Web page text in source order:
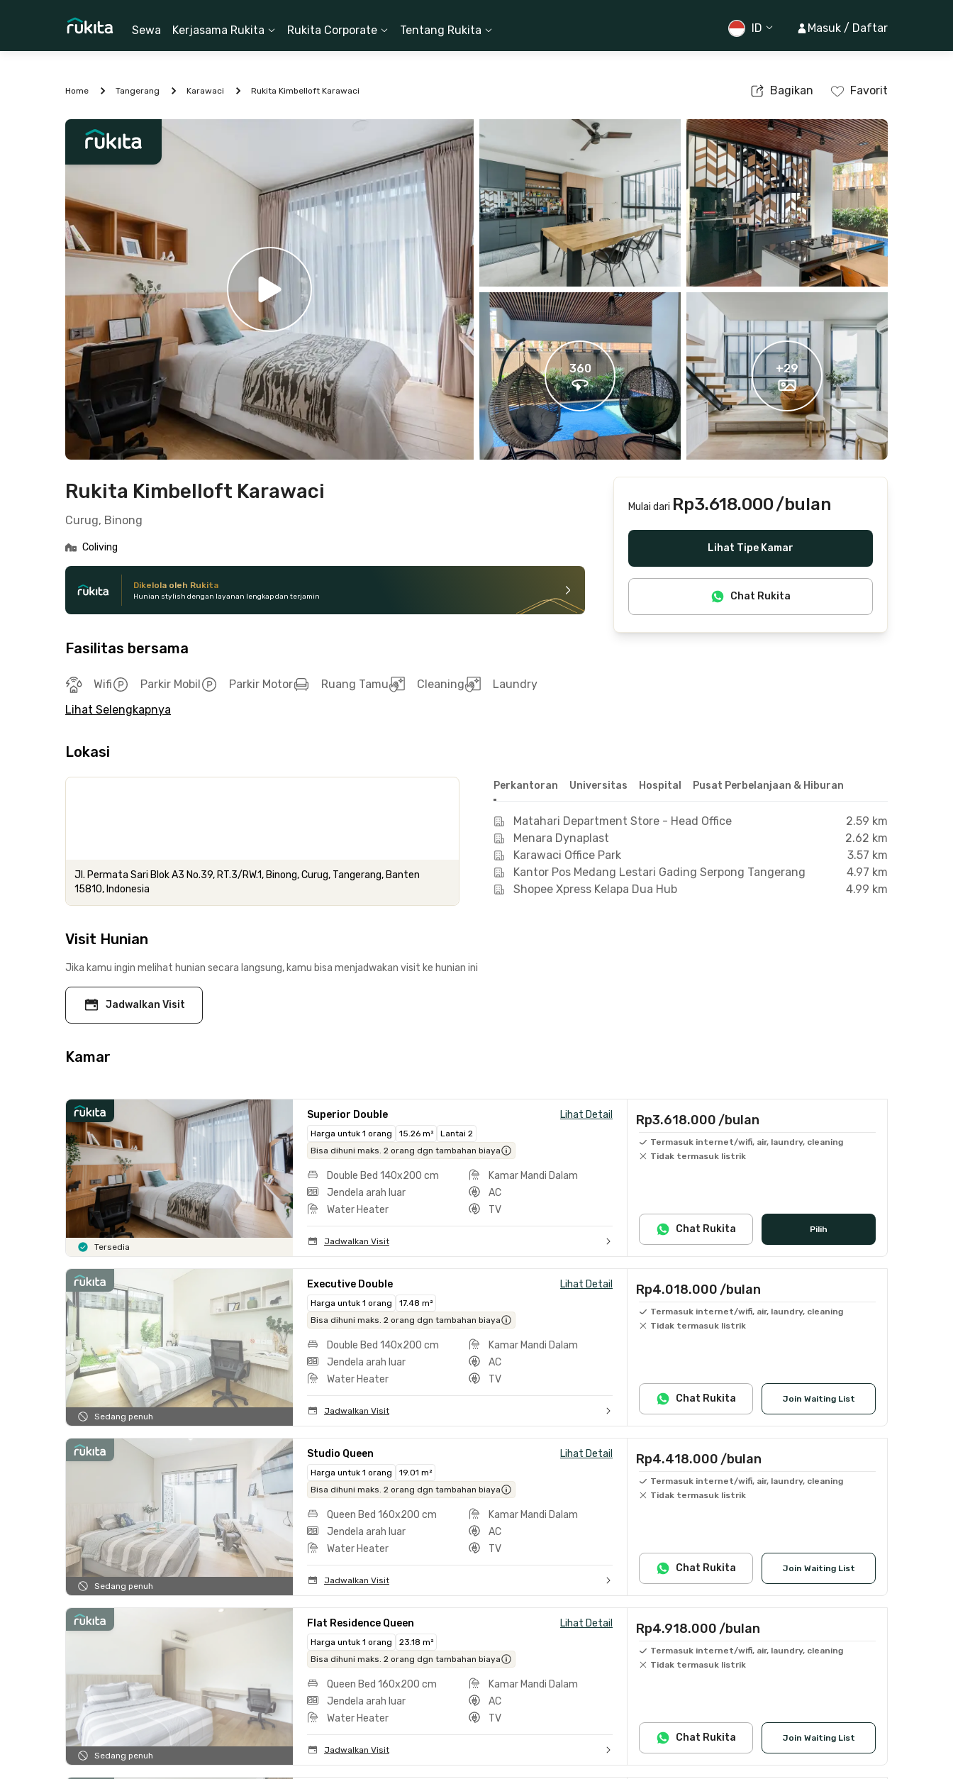
Sewa Kerjasama Rukita Rukita Corporate Tentang Rukita ID Masuk / Daftar
Home Tangerang Karawaci Rukita Kimbelloft Karawaci Bagikan Favorit
360 +29
Rukita Kimbelloft Karawaci
Curug, Binong
Coliving
Dikelola oleh Rukita
Hunian stylish dengan layanan lengkap dan terjamin
Fasilitas bersama
Wifi Parkir Mobil Parkir Motor Ruang Tamu Cleaning
Laundry
Lihat Selengkapnya
Mulai dari Rp3.618.000/bulan
Lihat Tipe Kamar
Chat Rukita
Lokasi
Jl. Permata Sari Blok A3 No.39, RT.3/RW.1, Binong, Curug, Tangerang, Banten
15810, Indonesia
Perkantoran Universitas Hospital Pusat Perbelanjaan & Hiburan
Matahari Department Store - Head Office
2.59 km
Menara Dynaplast
2.62 km
Karawaci Office Park
3.57 km
Kantor Pos Medang Lestari Gading Serpong Tangerang
4.97 km
Shopee Xpress Kelapa Dua Hub
4.99 km
Visit Hunian
Jika kamu ingin melihat hunian secara langsung, kamu bisa menjadwakan visit ke hunian ini
Jadwalkan Visit
Kamar
Tersedia
Superior Double Lihat Detail
Harga untuk 1 orang 15.26 m²
Lantai 2
Bisa dihuni maks. 2 orang dgn tambahan biaya
Double Bed 140x200 cm
Kamar Mandi Dalam
Jendela arah luar
AC
Water Heater
TV
Jadwalkan Visit
Rp3.618.000 /bulan
Termasuk internet/wifi, air, laundry, cleaning
Tidak termasuk listrik
Pilih
Chat Rukita
Sedang penuh
Executive Double Lihat Detail
Harga untuk 1 orang
17.48 m²
Bisa dihuni maks. 2 orang dgn tambahan biaya
Double Bed 140x200 cm
Kamar Mandi Dalam
Jendela arah luar
AC
Water Heater
TV
Jadwalkan Visit
Rp4.018.000 /bulan
Termasuk internet/wifi, air, laundry, cleaning
Tidak termasuk listrik
Join Waiting List
Chat Rukita
Sedang penuh
Studio Queen Lihat Detail
Harga untuk 1 orang
19.01 m²
Bisa dihuni maks. 2 orang dgn tambahan biaya
Queen Bed 160x200 cm
Kamar Mandi Dalam
Jendela arah luar
AC
Water Heater
TV
Jadwalkan Visit
Rp4.418.000 /bulan
Termasuk internet/wifi, air, laundry, cleaning
Tidak termasuk listrik
Join Waiting List
Chat Rukita
Sedang penuh
Flat Residence Queen Lihat Detail
Harga untuk 1 orang
23.18 m²
Bisa dihuni maks. 2 orang dgn tambahan biaya
Queen Bed 160x200 cm
Kamar Mandi Dalam
Jendela arah luar
AC
Water Heater
TV
Jadwalkan Visit
Rp4.918.000 /bulan
Termasuk internet/wifi, air, laundry, cleaning
Tidak termasuk listrik
Join Waiting List
Chat Rukita